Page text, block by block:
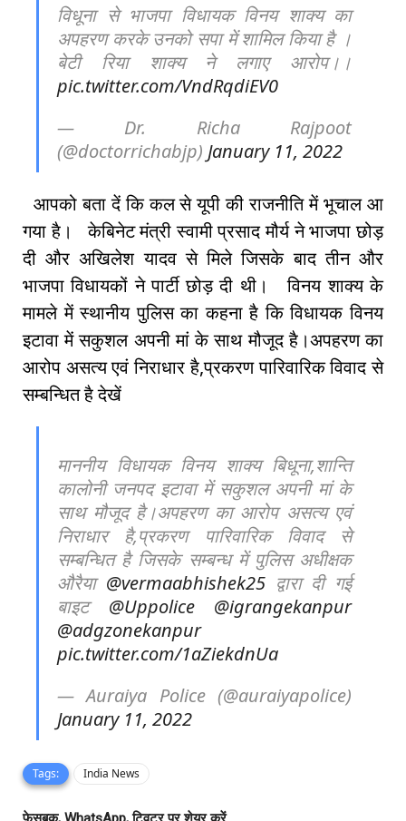
विधूना से भाजपा विधायक विनय शाक्य का
अपहरण करके उनको सपा में शामिल किया है ।
बेटी रिया शाक्य ने लगाए आरोप।।
pic.twitter.com/VndRqdiEV0
— Dr. Richa Rajpoot
(@doctorrichabjp) January 11, 2022
आपको बता दें कि कल से यूपी की राजनीति में भूचाल आ
गया है। केबिनेट मंत्री स्वामी प्रसाद मौर्य ने भाजपा छोड़
दी और अखिलेश यादव से मिले जिसके बाद तीन और
भाजपा विधायकों ने पार्टी छोड़ दी थी। विनय शाक्य के
मामले में स्थानीय पुलिस का कहना है कि विधायक विनय
इटावा में सकुशल अपनी मां के साथ मौजूद है।अपहरण का
आरोप असत्य एवं निराधार है,प्रकरण पारिवारिक विवाद से
सम्बन्धित है देखें
माननीय विधायक विनय शाक्य बिधूना,शान्ति
कालोनी जनपद इटावा में सकुशल अपनी मां के
साथ मौजूद है।अपहरण का आरोप असत्य एवं
निराधार है,प्रकरण पारिवारिक विवाद से
सम्बन्धित है जिसके सम्बन्ध में पुलिस अधीक्षक
औरैया @vermaabhishek25द्वारा दी गई
बाइट @Uppolice
@igrangekanpur
@adgzonekanpur
pic.twitter.com/1aZiekdnUa
— Auraiya Police (@auraiyapolice)
January 11, 2022
Tags: India News